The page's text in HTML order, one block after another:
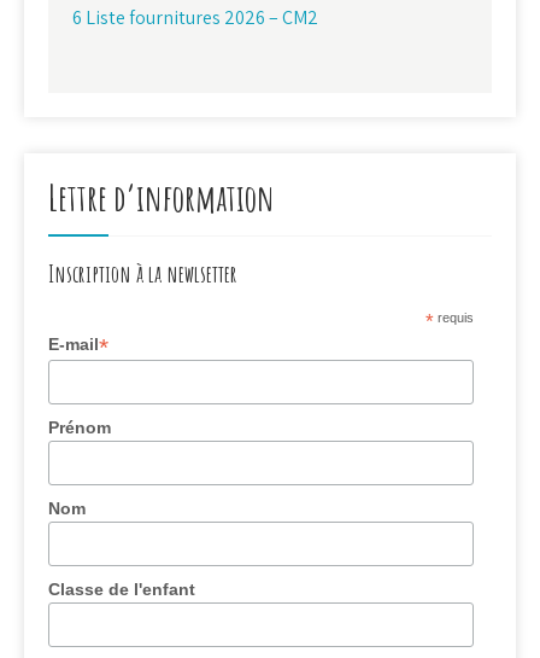
6 Liste fournitures 2026 – CM2
Lettre d’information
Inscription à la newlsetter
* requis
E-mail*
Prénom
Nom
Classe de l'enfant